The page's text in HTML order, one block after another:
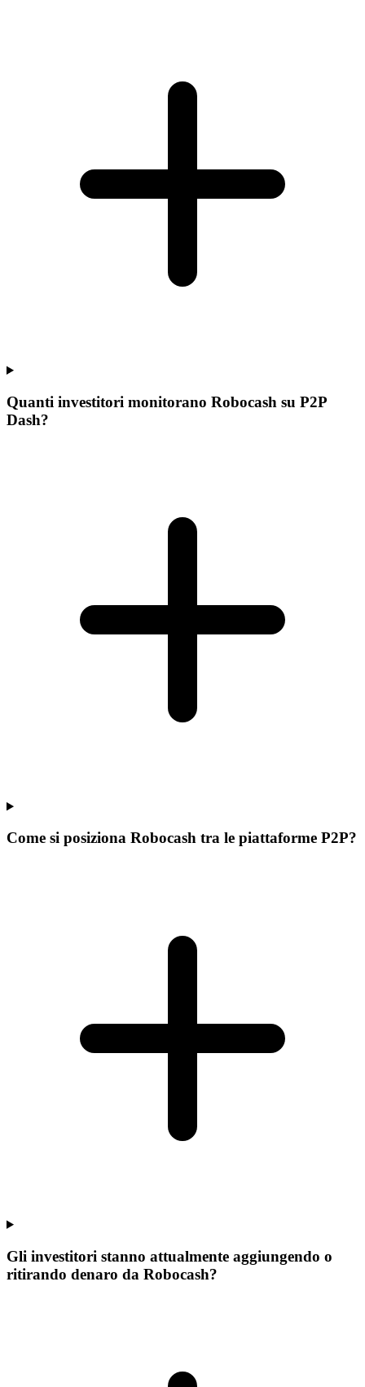
Quanti investitori monitorano Robocash su P2P
Dash?
Come si posiziona Robocash tra le piattaforme P2P?
Gli investitori stanno attualmente aggiungendo o
ritirando denaro da Robocash?